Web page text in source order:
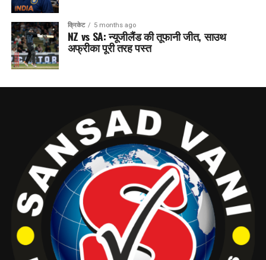
क्रिकेट 5 months ago
NZ vs SA: न्यूजीलैंड की तूफानी जीत, साउथ
अफ्रीका पूरी तरह पस्त